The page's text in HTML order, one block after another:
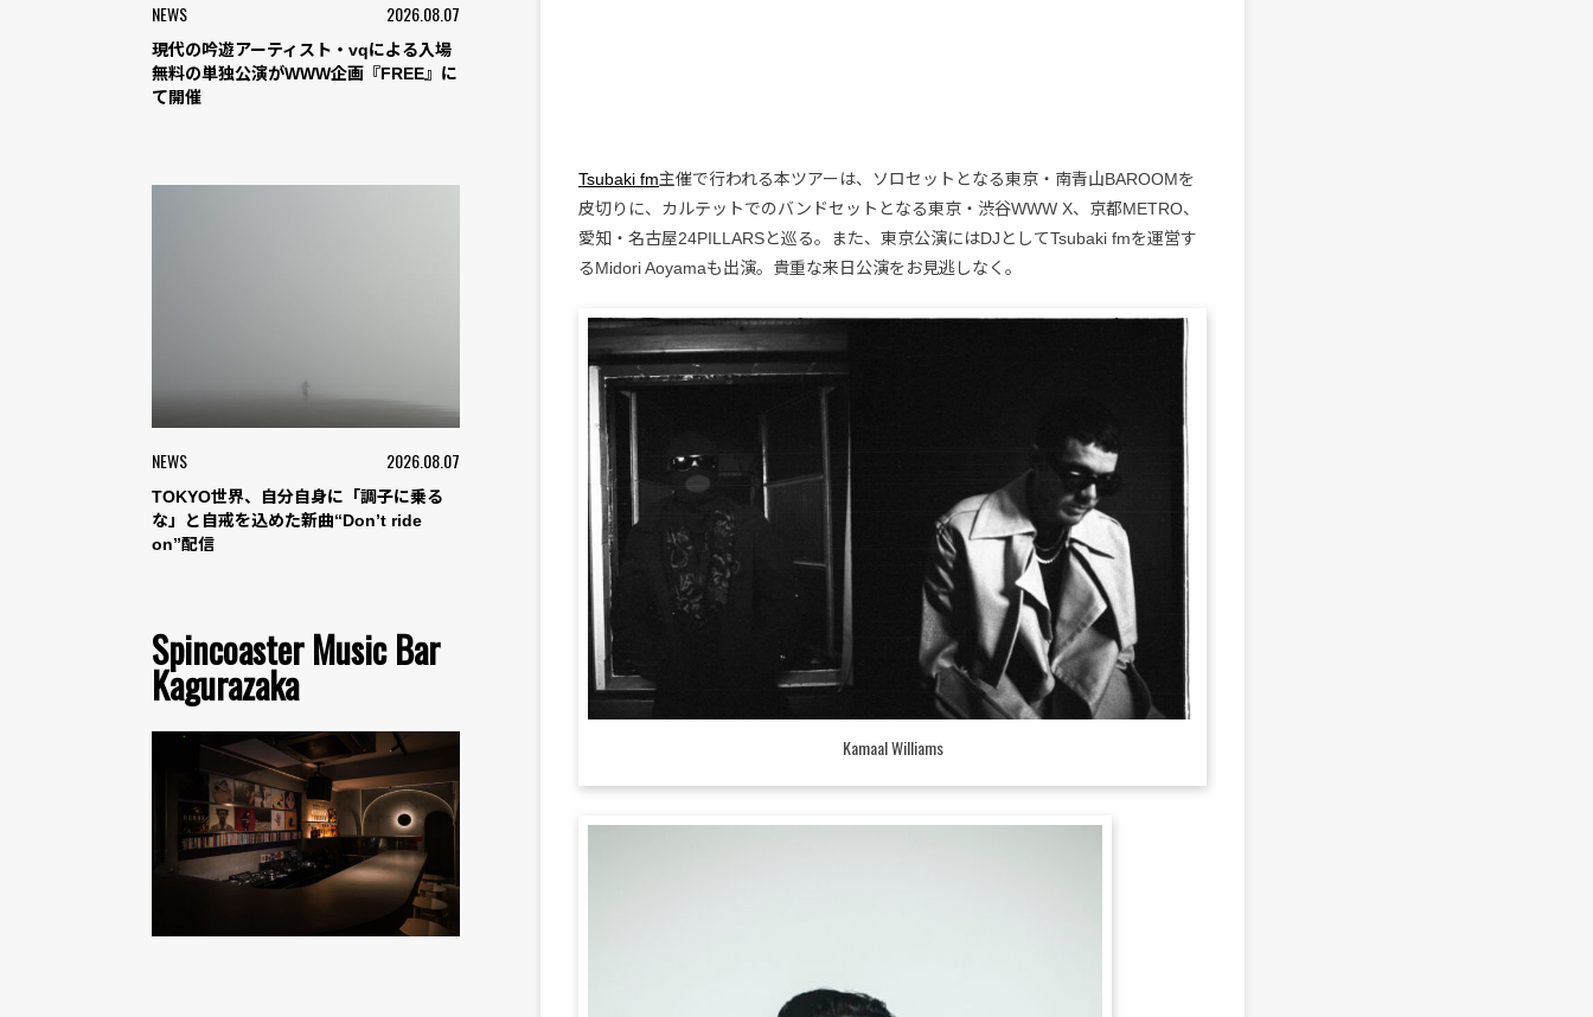
NEWS 2026.08.07
現代の吟遊アーティスト・vqによる入場
無料の単独公演がWWW企画『FREE』に
て開催
NEWS 2026.08.07
TOKYO世界、自分自身に「調子に乗る
な」と自戒を込めた新曲“Don’t ride
on”配信
Spincoaster Music Bar
Kagurazaka
Tsubaki fm主催で行われる本ツアーは、ソロセットとなる東京・南青山BAROOMを
皮切りに、カルテットでのバンドセットとなる東京・渋谷WWW X、京都METRO、
愛知・名古屋24PILLARSと巡る。また、東京公演にはDJとしてTsubaki fmを運営す
るMidori Aoyamaも出演。貴重な来日公演をお見逃しなく。
Kamaal Williams